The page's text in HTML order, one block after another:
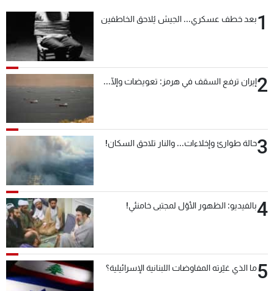
1بعد خطف عسكري... الجيش يُلاحق الخاطفين
2إيران ترفع السقف في هرمز: تعويضات وإلّا...
3حالة طوارئ وإخلاءات... والنار تلاحق السكان!
4بالفيديو: الظهور الأوّل لمجتبى خامنئي!
5ما الذي غيّرته المفاوضات اللبنانية الإسرائيلية؟